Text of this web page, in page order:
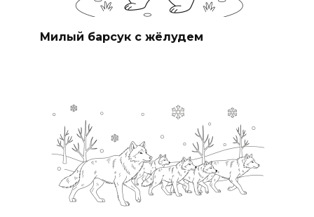
Милый барсук с жёлудем